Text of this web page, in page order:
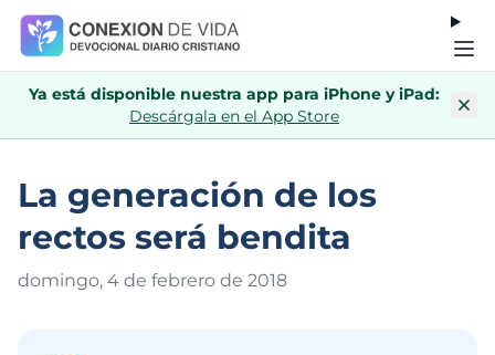
Ya está disponible nuestra app para iPhone y iPad:
Descárgala en el App Store
La generación de los
rectos será bendita
domingo, 4 de febrero de 2018